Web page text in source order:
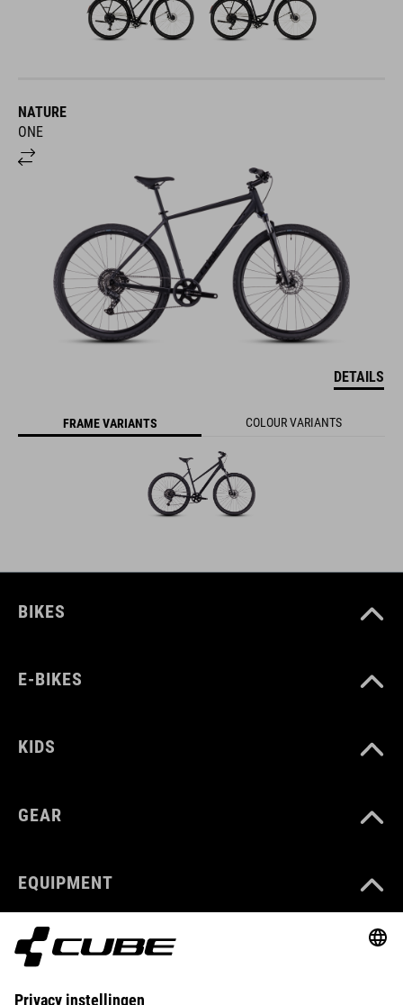
NATURE
ONE
DETAILS
FRAME VARIANTS COLOUR VARIANTS
BIKES
E-BIKES
KIDS
GEAR
EQUIPMENT
SUPPORT